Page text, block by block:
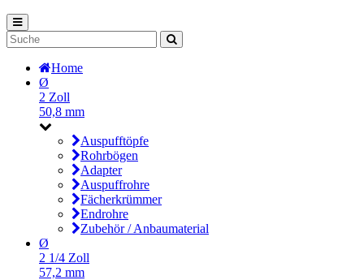
Home
Ø
2 Zoll
50,8 mm
Auspufftöpfe
Rohrbögen
Adapter
Auspuffrohre
Fächerkrümmer
Endrohre
Zubehör / Anbaumaterial
Ø
2 1/4 Zoll
57,2 mm